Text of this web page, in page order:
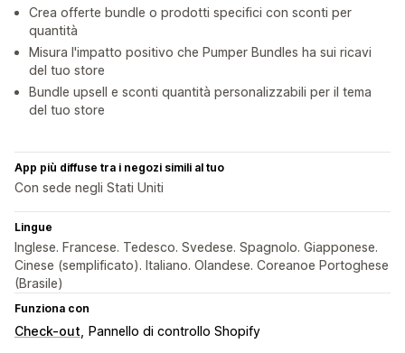
Crea offerte bundle o prodotti specifici con sconti per
quantità
Misura l'impatto positivo che Pumper Bundles ha sui ricavi
del tuo store
Bundle upsell e sconti quantità personalizzabili per il tema
del tuo store
App più diffuse tra i negozi simili al tuo
Con sede negli Stati Uniti
Lingue
Inglese. Francese. Tedesco. Svedese. Spagnolo. Giapponese.
Cinese (semplificato). Italiano. Olandese. Coreanoe Portoghese
(Brasile)
Funziona con
Check-out Pannello di controllo Shopify